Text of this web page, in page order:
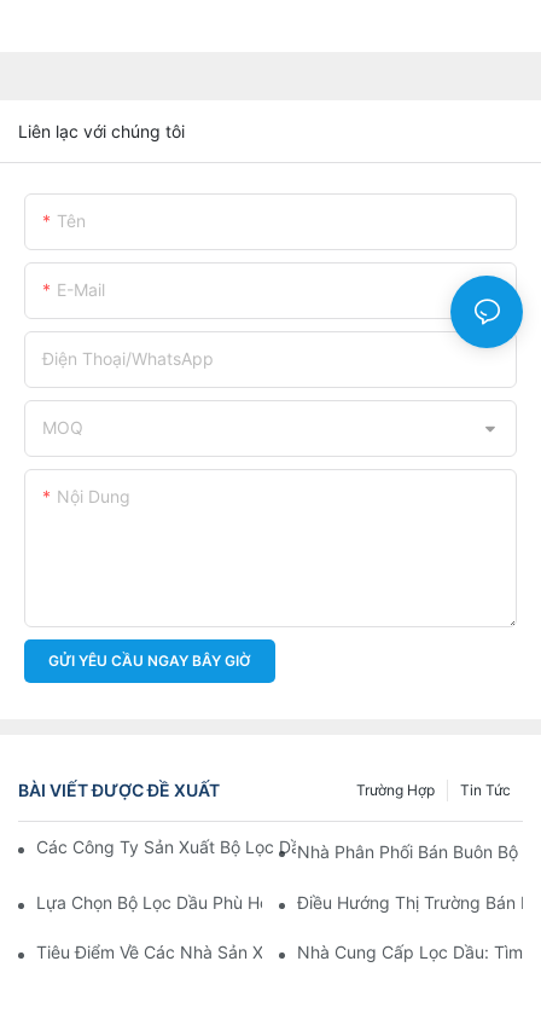
Liên lạc với chúng tôi
Tên
E-Mail
Điện Thoại/WhatsApp
MOQ
Nội Dung
GỬI YÊU CẦU NGAY BÂY GIỜ
BÀI VIẾT ĐƯỢC ĐỀ XUẤT Tin Tức
Trường Hợp
Các Công Ty Sản Xuất Bộ Lọc Dầu Hàng Đầu: Tổng Quan Toàn
Nhà Phân Phối Bán Buôn Bộ
Lựa Chọn Bộ Lọc Dầu Phù Hợp Cho Mẫu Xe Của Bạn: Những
Điều Hướng Thị Trường Bán
Tiêu Điểm Về Các Nhà Sản Xuất Bộ Lọc Dầu Hàng Đầu Và
Nhà Cung Cấp Lọc Dầu: Tìm